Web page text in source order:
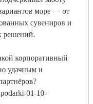
море — от
сувениров и
решений.
корпоративный
удачным и
01-10-